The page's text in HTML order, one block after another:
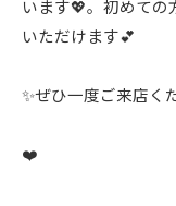
います💖。初めての
いただけます💕
✨ぜひ一度ご来店く
❤️